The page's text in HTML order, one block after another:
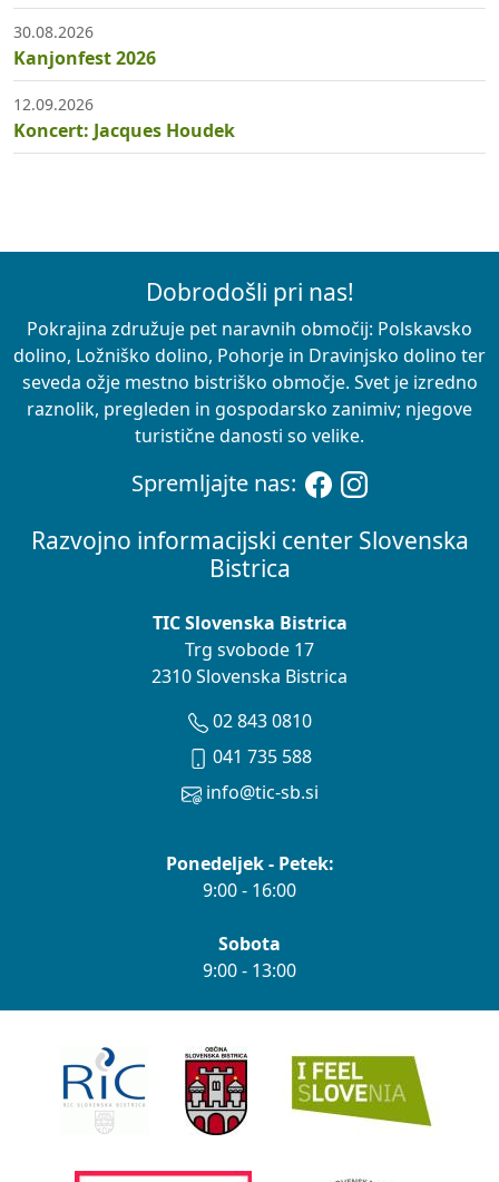
30.08.2026
Kanjonfest 2026
12.09.2026
Koncert: Jacques Houdek
Razvojno informacijski center Slovenska
Bistrica
TIC Slovenska Bistrica
Trg svobode 17
2310 Slovenska Bistrica
02 843 0810
041 735 588
info@tic-sb.si
Ponedeljek - Petek:
9:00 - 16:00
Sobota
9:00 - 13:00
Dobrodošli pri nas!
Pokrajina združuje pet naravnih območij: Polskavsko
dolino, Ložniško dolino, Pohorje in Dravinjsko dolino ter
seveda ožje mestno bistriško območje. Svet je izredno
raznolik, pregleden in gospodarsko zanimiv; njegove
turistične danosti so velike.
Spremljajte nas: